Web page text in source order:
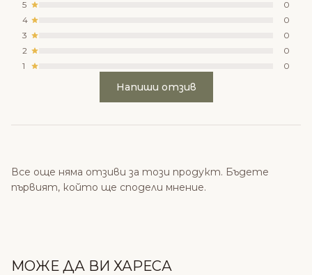
5
0
4
0
3
0
2
0
1
0
Напиши отзив
Все още няма отзиви за този продукт. Бъдете
първият, който ще сподели мнение.
МОЖЕ ДА ВИ ХАРЕСА